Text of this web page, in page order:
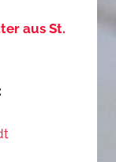
aus St.